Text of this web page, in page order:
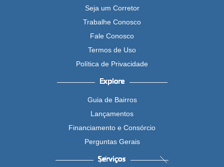
Seja um Corretor
Trabalhe Conosco
Fale Conosco
Termos de Uso
Política de Privacidade
Guia de Bairros
Lançamentos
Financiamento e Consórcio
Perguntas Gerais